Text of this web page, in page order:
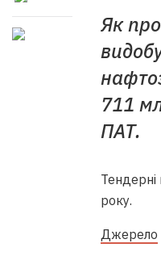
Як
711
ПАТ.
року.
Джерело